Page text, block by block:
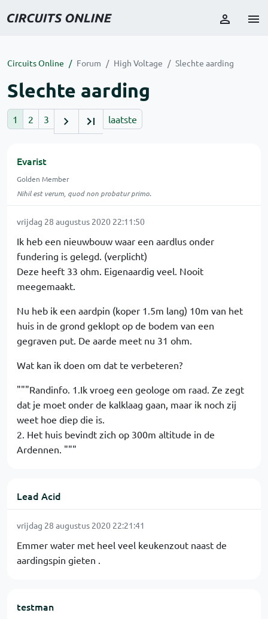
Circuits Online Forum High Voltage Slechte aarding
Slechte aarding
1 2 3 laatste
Evarist
Golden Member
Nihil est verum, quod non probatur primo.
vrijdag 28 augustus 2020 22:11:50
Ik heb een nieuwbouw waar een aardlus onder
fundering is gelegd. (verplicht)
Deze heeft 33 ohm. Eigenaardig veel. Nooit
meegemaakt.
Nu heb ik een aardpin (koper 1.5m lang) 10m van het
huis in de grond geklopt op de bodem van een
gegraven put. De aarde meet nu 31 ohm.
Wat kan ik doen om dat te verbeteren?
"""Randinfo. 1.Ik vroeg een geologe om raad. Ze zegt
dat je moet onder de kalklaag gaan, maar ik noch zij
weet hoe diep die is.
2. Het huis bevindt zich op 300m altitude in de
Ardennen. """
Lead Acid
vrijdag 28 augustus 2020 22:21:41
Emmer water met heel veel keukenzout naast de
aardingspin gieten .
testman